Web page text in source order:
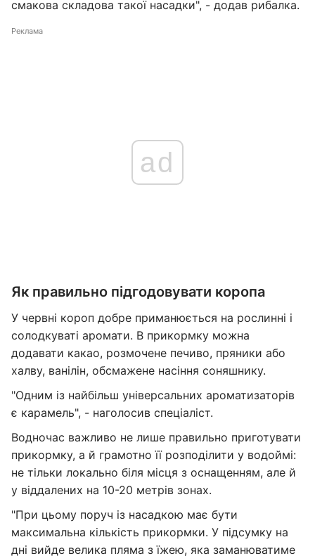
смакова складова такої насадки", - додав рибалка.
Реклама
ad
Як правильно підгодовувати коропа
У червні короп добре приманюється на рослинні і
солодкуваті аромати. В прикормку можна
додавати какао, розмочене печиво, пряники або
халву, ванілін, обсмажене насіння соняшнику.
"Одним із найбільш універсальних ароматизаторів
є карамель", - наголосив спеціаліст.
Водночас важливо не лише правильно приготувати
прикормку, а й грамотно її розподілити у водоймі:
не тільки локально біля місця з оснащенням, але й
у віддалених на 10-20 метрів зонах.
"При цьому поруч із насадкою має бути
максимальна кількість прикормки. У підсумку на
дні вийде велика пляма з їжею, яка заманюватиме